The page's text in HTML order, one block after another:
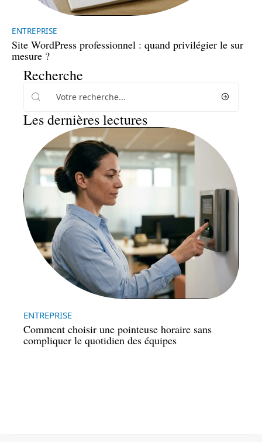
ENTREPRISE
Site WordPress professionnel : quand privilégier le sur
mesure ?
Recherche
Les dernières lectures
ENTREPRISE
Comment choisir une pointeuse horaire sans
compliquer le quotidien des équipes